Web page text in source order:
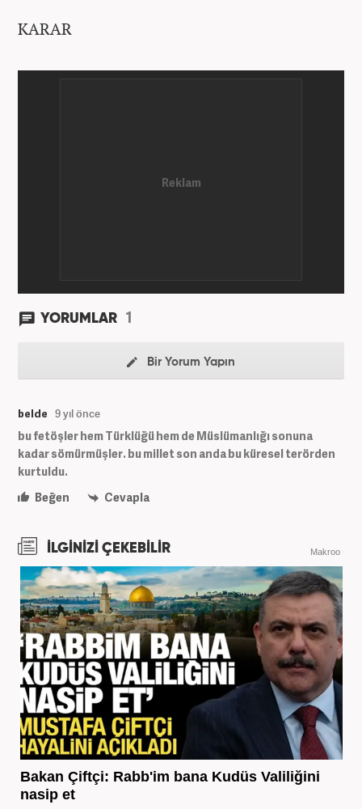
KARAR
YORUMLAR 1
Bir Yorum Yapın
belde 9 yıl önce
bu fetöşler hem Türklüğü hem de Müslümanlığı sonuna
kadar sömürmüşler. bu millet son anda bu küresel terörden
kurtuldu.
Beğen
Cevapla
İLGİNİZİ ÇEKEBİLİR Makroo
Bakan Çiftçi: Rabb'im bana Kudüs Valiliğini
nasip et